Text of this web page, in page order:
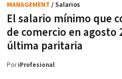
El salario mínimo que
de comercio en agosto
última paritaria
MANAGEMENT / Salarios
PoriProfesional